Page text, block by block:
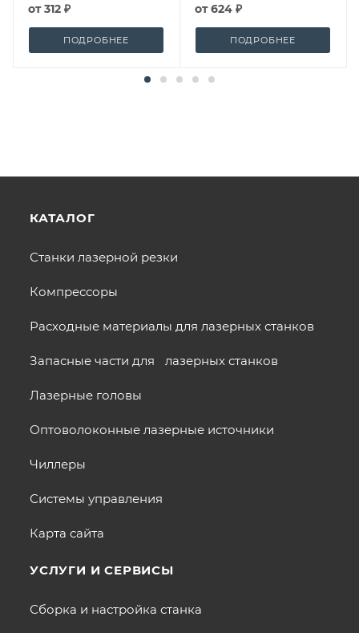
от312 ₽
ПОДРОБНЕЕ
от624 ₽
ПОДРОБНЕЕ
КАТАЛОГ
Станки лазерной резки
Компрессоры
Расходные материалы для лазерных станков
Запасные части для лазерных станков
Лазерные головы
Оптоволоконные лазерные источники
Чиллеры
Системы управления
Карта сайта
УСЛУГИ И СЕРВИСЫ
Сборка и настройка станка